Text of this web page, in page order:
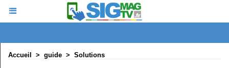
Accueil > guide > Solutions